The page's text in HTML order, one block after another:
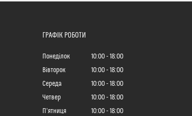
ГРАФІК РОБОТИ
Понеділок 10:00
18:00
Вівторок
10:00
18:00
Середа
10:00
18:00
Четвер
10:00
18:00
Пʼятниця
10:00 18:00